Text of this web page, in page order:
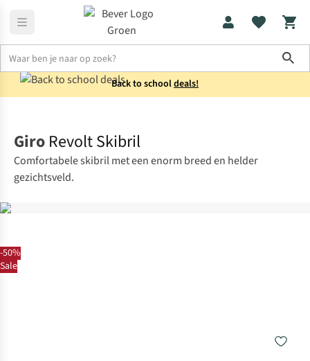
Back to schooldeals!
-50%
Sale
Giro Revolt Skibril
Comfortabele skibril met een enorm breed en helder
gezichtsveld.